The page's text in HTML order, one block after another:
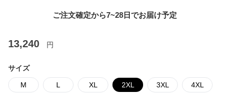
ご注文確定から7~28日でお届け予定
13,240 円
サイズ
M L XL 2XL 3XL 4XL